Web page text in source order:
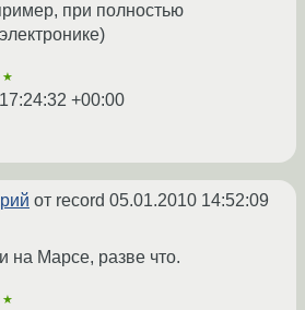
при полностью
+00:00
от record 05.01.2010 14:52:09
на Марсе, разве что.